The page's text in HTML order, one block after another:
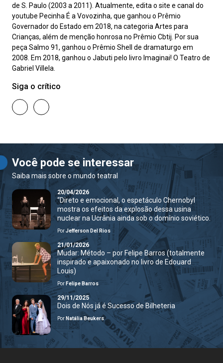
de S. Paulo (2003 a 2011). Atualmente, edita o site e canal do
youtube Pecinha É a Vovozinha, que ganhou o Prêmio
Governador do Estado em 2018, na categoria Artes para
Crianças, além de menção honrosa no Prêmio Cbtij. Por sua
peça Salmo 91, ganhou o Prêmio Shell de dramaturgo em
2008. Em 2018, ganhou o Jabuti pelo livro Imaginai! O Teatro de
Gabriel Villela.
Siga o crítico
Você pode se interessar
Saiba mais sobre o mundo teatral
20/04/2026
“Direto e emocional, o espetáculo Chernobyl
mostra os efeitos da explosão dessa usina
nuclear na Ucrânia ainda sob o domínio soviético.
PorJefferson Del Rios
21/01/2026
Mudar: Método – por Felipe Barros (totalmente
inspirado e apaixonado no livro de Edouard
Louis)
Por Felipe Barros
29/11/2025
Dois de Nós já é Sucesso de Bilheteria
Por Natália Beukers